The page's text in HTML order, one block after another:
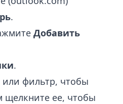
.
Добавить
.
или фильтр, чтобы
щелкните ее, чтобы